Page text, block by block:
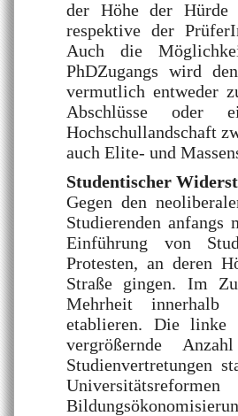
der Höhe der Hürde
respektive der
Auch die
PhDZugangs wird
vermutlich entweder
Abschlüsse oder
Hochschullandschaft
auch Elite- und
Studentischer
Gegen den
Studierenden anfangs
Einführung von
Protesten, an deren
Straße gingen. Im
Mehrheit innerhalb
etablieren. Die linke
vergrößernde
Studienvertretungen